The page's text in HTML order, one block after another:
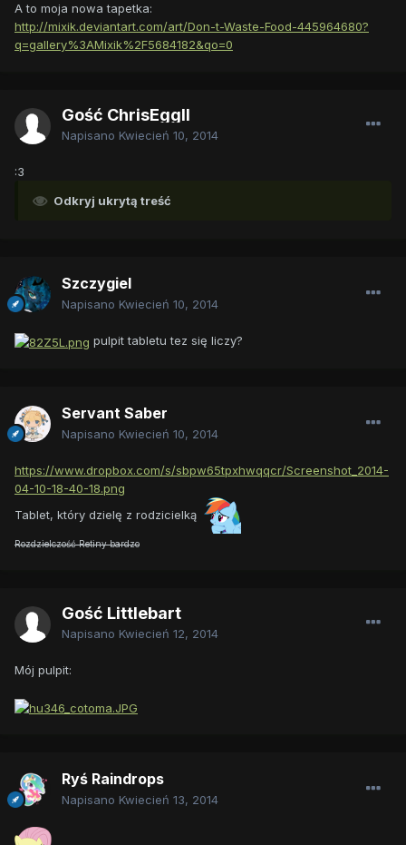
A to moja nowa tapetka:
http://mixik.deviantart.com/art/Don-t-Waste-Food-445964680?
q=gallery%3AMixik%2F5684182&qo=0
Gość ChrisEggII
Napisano Kwiecień 10, 2014
:3
Odkryj ukrytą treść
Szczygiel
Napisano Kwiecień 10, 2014
pulpit tabletu tez się liczy?
Servant Saber
Napisano Kwiecień 10, 2014
https://www.dropbox.com/s/sbpw65tpxhwqqcr/Screenshot_2014-
04-10-18-40-18.png
Tablet, który dzielę z rodzicielką
Rozdzielczość Retiny bardzo
Gość Littlebart
Napisano Kwiecień 12, 2014
Mój pulpit:
Ryś Raindrops
Napisano Kwiecień 13, 2014